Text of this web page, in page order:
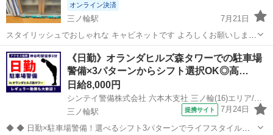
オンライン決済
三ノ輪駅
7月21日
スタイリッシュでおしゃれな キャビネットです よろしくお願いしま
す。
東京 台東区 三ノ輪駅 収納家具
《日勤》オランダヒルズ森タワーでの駐車場
警備×3パターンからシフト選択OK◎高…
日給8,000円
シンテイ警備株式会社 六本木支社 三ノ輪(16)エリア/A3203200117
三ノ輪駅
提携サイト 7月24日
◆ ◆ 日勤×駐車場警備！選べるシフト3パターンでライフスタイルに